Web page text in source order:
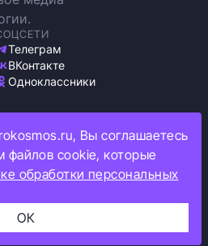
Телеграм
ВКонтакте
Одноклассники
данных
Вы соглашаетесь
файлов cookie, которые
обработки персональных
ОК